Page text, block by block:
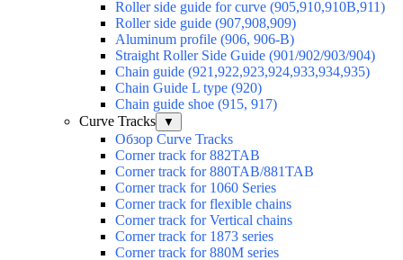
Roller side guide for curve (905,910,910B,911)
Roller side guide (907,908,909)
Aluminum profile (906, 906-B)
Straight Roller Side Guide (901/902/903/904)
Chain guide (921,922,923,924,933,934,935)
Chain Guide L type (920)
Chain guide shoe (915, 917)
Curve Tracks
▼
Обзор Curve Tracks
Corner track for 882TAB
Corner track for 880TAB/881TAB
Corner track for 1060 Series
Corner track for flexible chains
Corner track for Vertical chains
Corner track for 1873 series
Corner track for 880M series